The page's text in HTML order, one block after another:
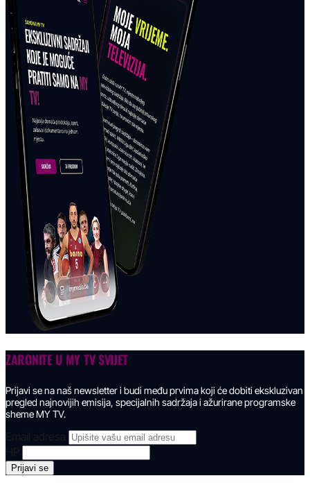
ZARONITE U MY TV SVIJET
Prijavi se na naš newsletter i budi među prvima koji će dobiti ekskluzivan
pregled najnovijih emisija, specijalnih sadržaja i ažurirane programske
sheme MY TV.
Email adresa